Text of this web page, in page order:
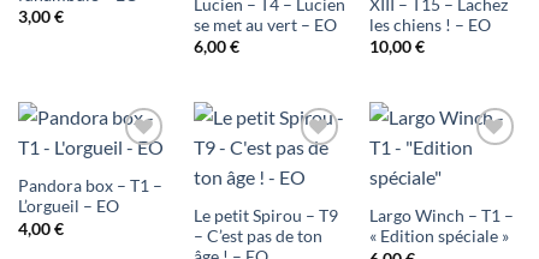
3,00€
liste
Lucien – T4 – Lucien
se met au vert – EO
6,00€
liste
XIII – T15 – Lachez
les chiens ! – EO
10,00€
à ma
Pandora box – T1 –
L’orgueil – EO
4,00€
Ajouter
liste
Le petit Spirou – T9
– C’est pas de ton
Ajouter
liste
Largo Winch – T1 –
« Edition spéciale »